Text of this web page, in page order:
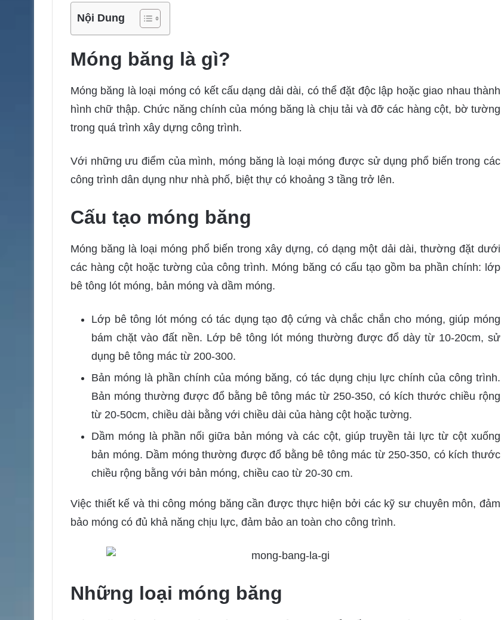
Nội Dung
Móng băng là gì?
Móng băng là loại móng có kết cấu dạng dải dài, có thể đặt độc lập hoặc giao nhau thành
hình chữ thập. Chức năng chính của móng băng là chịu tải và đỡ các hàng cột, bờ tường
trong quá trình xây dựng công trình.
Với những ưu điểm của mình, móng băng là loại móng được sử dụng phổ biến trong các
công trình dân dụng như nhà phố, biệt thự có khoảng 3 tầng trở lên.
Cấu tạo móng băng
Móng băng là loại móng phổ biến trong xây dựng, có dạng một dải dài, thường đặt dưới
các hàng cột hoặc tường của công trình. Móng băng có cấu tạo gồm ba phần chính: lớp
bê tông lót móng, bản móng và dầm móng.
Lớp bê tông lót móng có tác dụng tạo độ cứng và chắc chắn cho móng, giúp móng
bám chặt vào đất nền. Lớp bê tông lót móng thường được đổ dày từ 10-20cm, sử
dụng bê tông mác từ 200-300.
Bản móng là phần chính của móng băng, có tác dụng chịu lực chính của công trình.
Bản móng thường được đổ bằng bê tông mác từ 250-350, có kích thước chiều rộng
từ 20-50cm, chiều dài bằng với chiều dài của hàng cột hoặc tường.
Dầm móng là phần nối giữa bản móng và các cột, giúp truyền tải lực từ cột xuống
bản móng. Dầm móng thường được đổ bằng bê tông mác từ 250-350, có kích thước
chiều rộng bằng với bản móng, chiều cao từ 20-30 cm.
Việc thiết kế và thi công móng băng cần được thực hiện bởi các kỹ sư chuyên môn, đảm
bảo móng có đủ khả năng chịu lực, đảm bảo an toàn cho công trình.
Những loại móng băng